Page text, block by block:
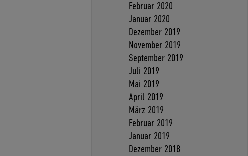
Februar 2020
Januar 2020
Dezember 2019
November 2019
September 2019
Juli 2019
Mai 2019
April 2019
März 2019
Februar 2019
Januar 2019
Dezember 2018